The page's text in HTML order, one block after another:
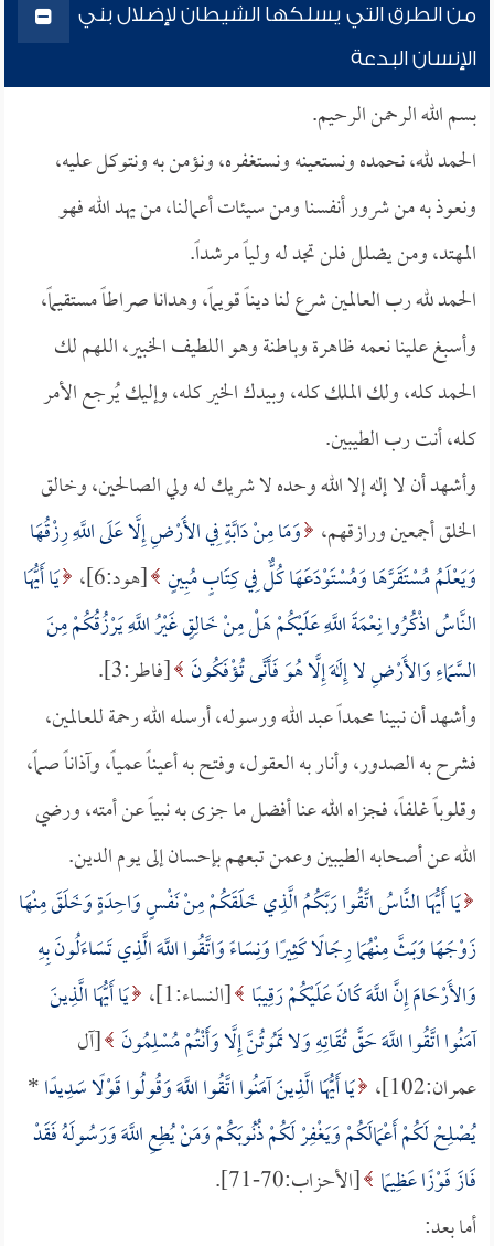
من الطرق التي يسلكها الشيطان لإضلال بني
الإنسان البدعة
بسم الله الرحمن الرحيم.
الحمد لله، نحمده ونستعينه ونستغفره، ونؤمن به ونتوكل عليه،
ونعوذ به من شرور أنفسنا ومن سيئات أعمالنا، من يهد الله فهو
المهتد، ومن يضلل فلن تجد له ولياً مرشداً.
الحمد لله رب العالمين شرع لنا ديناً قويماً، وهدانا صراطاً مستقيماً،
وأسبغ علينا نعمه ظاهرة وباطنة وهو اللطيف الخبير، اللهم لك
الحمد كله، ولك الملك كله، وبيدك الخير كله، وإليك يُرجع الأمر
كله، أنت رب الطيبين.
وأشهد أن لا إله إلا الله وحده لا شريك له ولي الصالحين، وخالق
الخلق أجمعين ورازقهم، وَمَا مِنْ دَابَّةٍ فِي الأَرْضِ إِلَّا عَلَى اللَّهِ رِزْقُهَا
وَيَعْلَمُ مُسْتَقَرَّهَا وَمُسْتَوْدَعَهَا كُلٌّ فِي كِتَابٍ مُبِينٍ [هود:6]،
يَا أَيُّهَا
النَّاسُ اذْكُرُوا نِعْمَةَ اللَّهِ عَلَيْكُمْ هَلْ مِنْ خَالِقٍ غَيْرُ اللَّهِ يَرْزُقُكُمْ مِنَ
السَّمَاءِ وَالأَرْضِ لا إِلَهَ إِلَّا هُوَ فَأَنَّى تُؤْفَكُونَ [فاطر:3].
وأشهد أن نبينا محمداً عبد الله ورسوله، أرسله الله رحمة للعالمين،
فشرح به الصدور، وأنار به العقول، وفتح به أعيناً عمياً، وآذاناً صماً،
وقلوباً غلفاً، فجزاه الله عنا أفضل ما جزى به نبياً عن أمته، ورضي
الله عن أصحابه الطيبين وعمن تبعهم بإحسان إلى يوم الدين.
يَا أَيُّهَا النَّاسُ اتَّقُوا رَبَّكُمُ الَّذِي خَلَقَكُمْ مِنْ نَفْسٍ وَاحِدَةٍ وَخَلَقَ مِنْهَا
زَوْجَهَا وَبَثَّ مِنْهُمَا رِجَالًا كَثِيرًا وَنِسَاءً وَاتَّقُوا اللَّهَ الَّذِي تَسَاءَلُونَ بِهِ
وَالأَرْحَامَ إِنَّ اللَّهَ كَانَ عَلَيْكُمْ رَقِيبًا [النساء:1]،
يَا أَيُّهَا الَّذِينَ
آمَنُوا اتَّقُوا اللَّهَ حَقَّ تُقَاتِهِ وَلا تَمُوتُنَّ إِلَّا وَأَنْتُمْ مُسْلِمُونَ [آل
عمران:102]،
يَا أَيُّهَا الَّذِينَ آمَنُوا اتَّقُوا اللَّهَ وَقُولُوا قَوْلًا سَدِيدًا*
يُصْلِحْ لَكُمْ أَعْمَالَكُمْ وَيَغْفِرْ لَكُمْ ذُنُوبَكُمْ وَمَنْ يُطِعِ اللَّهَ وَرَسُولَهُ فَقَدْ
فَازَ فَوْزًا عَظِيمًا [الأحزاب:70-71].
أما بعد: